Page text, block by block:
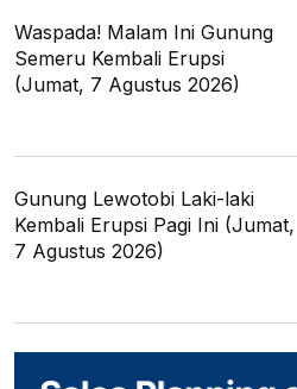
Waspada! Malam Ini Gunung
Semeru Kembali Erupsi
(Jumat, 7 Agustus 2026)
Gunung Lewotobi Laki-laki
Kembali Erupsi Pagi Ini (Jumat,
7 Agustus 2026)